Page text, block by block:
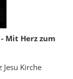
- Mit Herz zum
Kirche